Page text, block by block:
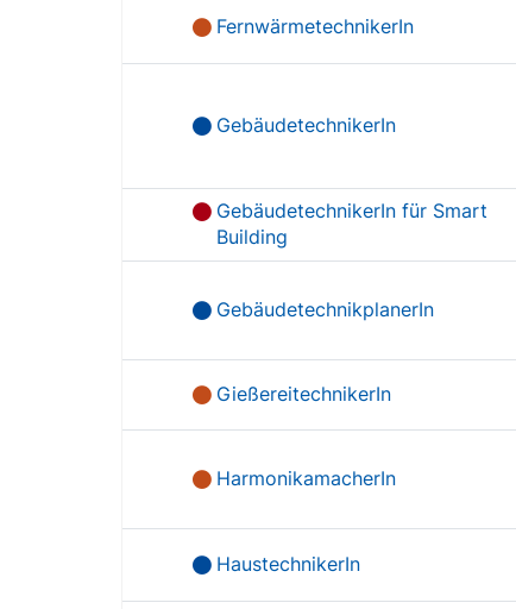
FernwärmetechnikerIn
GebäudetechnikerIn
GebäudetechnikerIn für Smart
Building
GebäudetechnikplanerIn
GießereitechnikerIn
HarmonikamacherIn
HaustechnikerIn